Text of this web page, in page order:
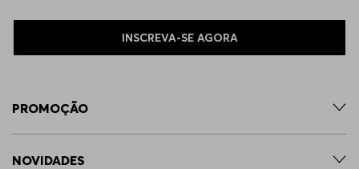
INSCREVA-SE AGORA
PROMOÇÃO
NOVIDADES